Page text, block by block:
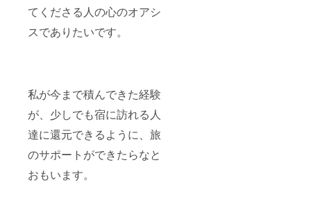
てくださる人の心のオアシ
スでありたいです。
私が今まで積んできた経験
が、少しでも宿に訪れる人
達に還元できるように、旅
のサポートができたらなと
おもいます。